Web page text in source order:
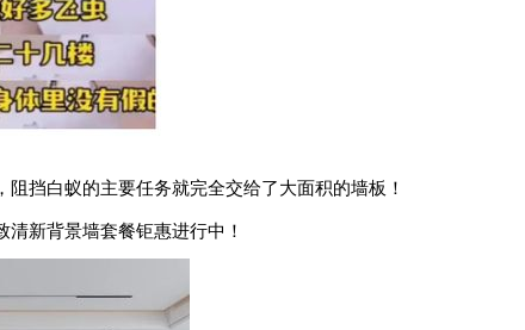
挡白蚁的主要任务就完全交给了大面积的墙板！
新背景墙套餐钜惠进行中！